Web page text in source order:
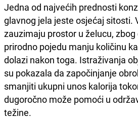
Jedna od najvećih prednosti
glavnog jela jeste osjećaj sitosti.
zauzimaju prostor u želucu,
prirodno pojedu manju količinu
dolazi nakon toga. Istraživanja
su pokazala da započinjanje
smanjiti ukupni unos kalorija
dugoročno može pomoći u
težine.